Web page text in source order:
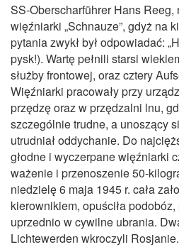
SS‑Oberscharführer Hans
więźniarki „Schnauze”, gdyż na
pytania zwykł był odpowiadać:
pysk!). Wartę pełnili starsi
służby frontowej, oraz cztery
Więźniarki pracowały przy
przędzę oraz w przędzalni lnu,
szczególnie trudne, a unoszący
utrudniał oddychanie. Do
głodne i wyczerpane więźniarki
ważenie i przenoszenie
niedzielę 6 maja 1945 r. cała
kierownikiem, opuściła
uprzednio w cywilne ubrania.
Lichtewerden wkroczyli Rosjanie.